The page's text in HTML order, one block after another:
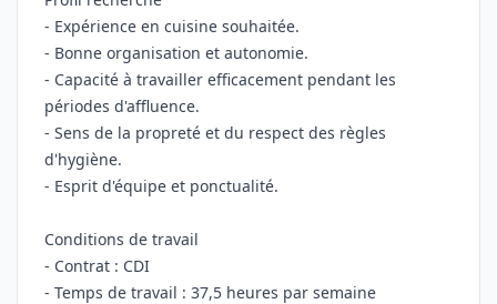
- Expérience en cuisine souhaitée.
- Bonne organisation et autonomie.
- Capacité à travailler efficacement pendant les
périodes d'affluence.
- Sens de la propreté et du respect des règles
d'hygiène.
- Esprit d'équipe et ponctualité.
Conditions de travail
- Contrat : CDI
- Temps de travail : 37,5 heures par semaine